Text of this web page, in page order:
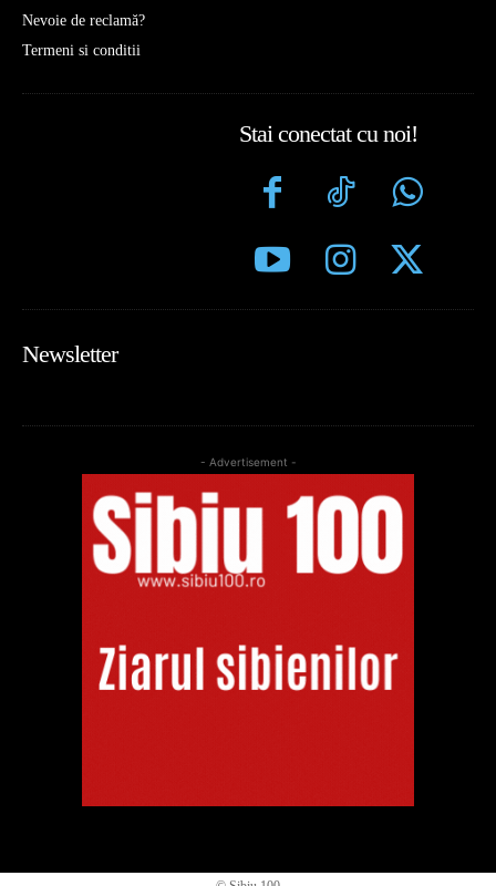
Nevoie de reclamă?
Termeni si conditii
Stai conectat cu noi!
Newsletter
- Advertisement -